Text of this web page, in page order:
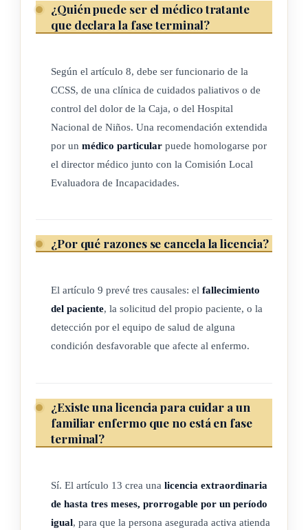
c) Sobre el exceso de tres salarios base establecidos según la
Ley N º 7337, de 5 mayo de 1993, percibirán el sesenta
de salario.
a) Hasta dos salarios base establecidos según la Ley N º
7337, de 5 mayo de 1993, percibirán el cien por ciento
(100%) del promedio del ingreso.
b) Sobre el exceso de dos salarios y hasta tres salarios base
establecidos según la Ley N º 7337, de 5 mayo de 1993,
percibirán el ochenta por ciento (80%) del promedio del
c) Sobre el exceso de tres salarios base establecidos según la
Ley N º 7337, de 5 mayo de 1993, percibirán el sesenta
de salario.
(Así reformado mediante artículo 1° de la Ley N° 8600 del
17 de setiembre de 2007)
Pago del subsidio
El subsidio se pagará por períodos vencidos según la
perjuicio de que el pago completo pueda hacerse efectivo al
concluir el período total de la licencia o al finalizar períodos
¿Quién puede ser el médico tratante
que declara la fase terminal?
Según el artículo 8, debe ser funcionario de la
CCSS, de una clínica de cuidados paliativos o de
control del dolor de la Caja, o del Hospital
Nacional de Niños. Una recomendación extendida
por un médico particular puede homologarse por
el director médico junto con la Comisión Local
Evaluadora de Incapacidades.
¿Por qué razones se cancela la licencia?
El artículo 9 prevé tres causales: el fallecimiento
del paciente, la solicitud del propio paciente, o la
detección por el equipo de salud de alguna
condición desfavorable que afecte al enfermo.
¿Existe una licencia para cuidar a un
familiar enfermo que no está en fase
terminal?
Sí. El artículo 13 crea una licencia extraordinaria
de hasta tres meses, prorrogable por un período
igual, para que la persona asegurada activa atienda